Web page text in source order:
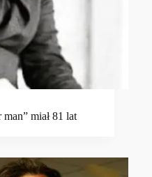
miał 81 lat